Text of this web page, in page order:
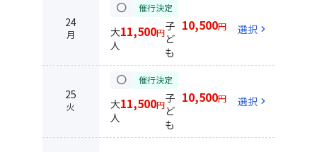
24
月
circle 催行決定
大
人
11,500円子
ど
も
10,500円 選択 chevron_right
25
火
circle 催行決定
大
人
11,500円子
ど
も
10,500円 選択 chevron_right